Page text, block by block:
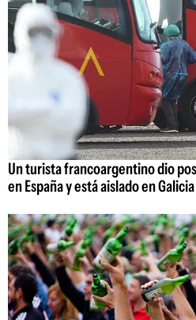
Un turista francoargentino dio
en España y está aislado en Galicia